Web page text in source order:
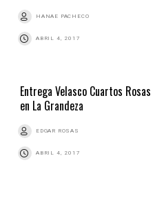
HANAE PACHECO
ABRIL 4, 2017
Entrega Velasco Cuartos Rosas
en La Grandeza
EDGAR ROSAS
ABRIL 4, 2017